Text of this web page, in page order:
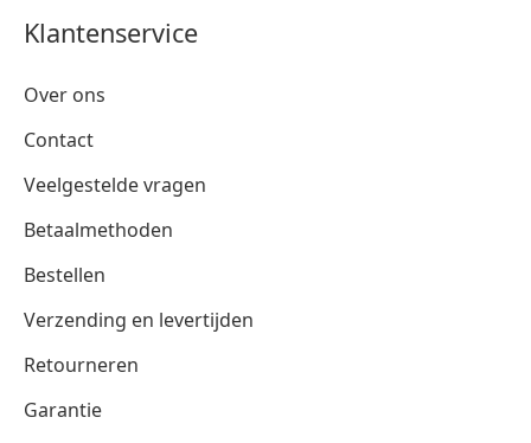
Klantenservice
Over ons
Contact
Veelgestelde vragen
Betaalmethoden
Bestellen
Verzending en levertijden
Retourneren
Garantie